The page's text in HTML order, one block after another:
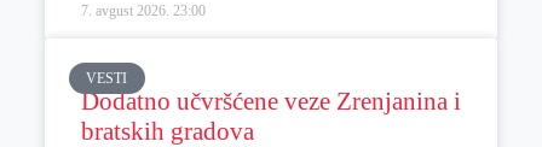
7. avgust 2026. 23:00
VESTI
Dodatno učvršćene veze Zrenjanina i
bratskih gradova